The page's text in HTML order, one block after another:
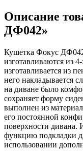
Описание
ДФ042»
Кушетка Фокус
изготавливаются из
изготавливается из
него накладывается
на диване было
сохраняет форму
выполнен из
его постоянной
поверхности дивана.
функцию подкладки
использовании